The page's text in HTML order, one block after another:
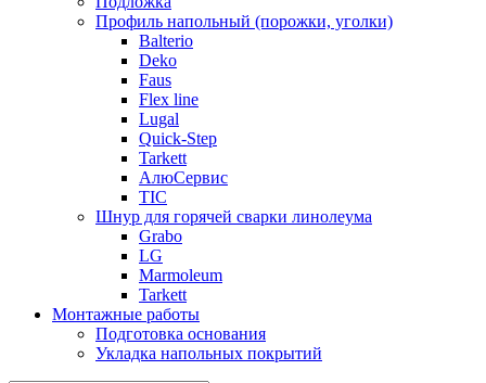
Профиль напольный (порожки, уголки)
Balterio
Deko
Faus
Flex line
Lugal
Quick-Step
Tarkett
АлюСервис
ТІС
Шнур для горячей сварки линолеума
Grabo
LG
Marmoleum
Tarkett
Монтажные работы
Подготовка основания
Укладка напольных покрытий